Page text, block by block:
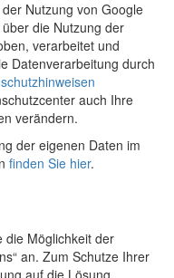
Nutzung von Google
die Nutzung der
verarbeitet und
Datenverarbeitung durch
auch Ihre
verändern.
der eigenen Daten im
finden Sie hier.
die Möglichkeit der
an. Zum Schutze Ihrer
auf die Lösung